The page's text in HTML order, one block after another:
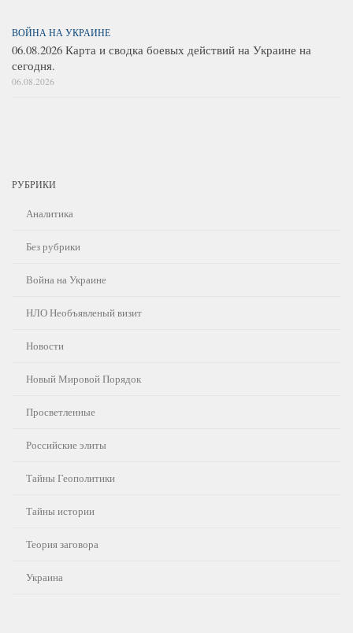
ВОЙНА НА УКРАИНЕ
06.08.2026 Карта и сводка боевых действий на Украине на
сегодня.
06.08.2026
РУБРИКИ
Аналитика
Без рубрики
Война на Украине
НЛО Необъявленый визит
Новости
Новый Мировой Порядок
Просветленные
Российские элиты
Тайны Геополитики
Тайны истории
Теория заговора
Украина